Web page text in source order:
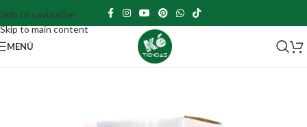
Skip to navigation
Skip to main content
MENÚ